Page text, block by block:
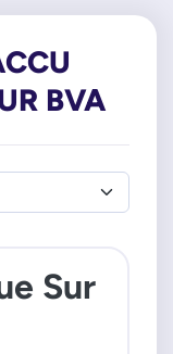
BVA
Sur